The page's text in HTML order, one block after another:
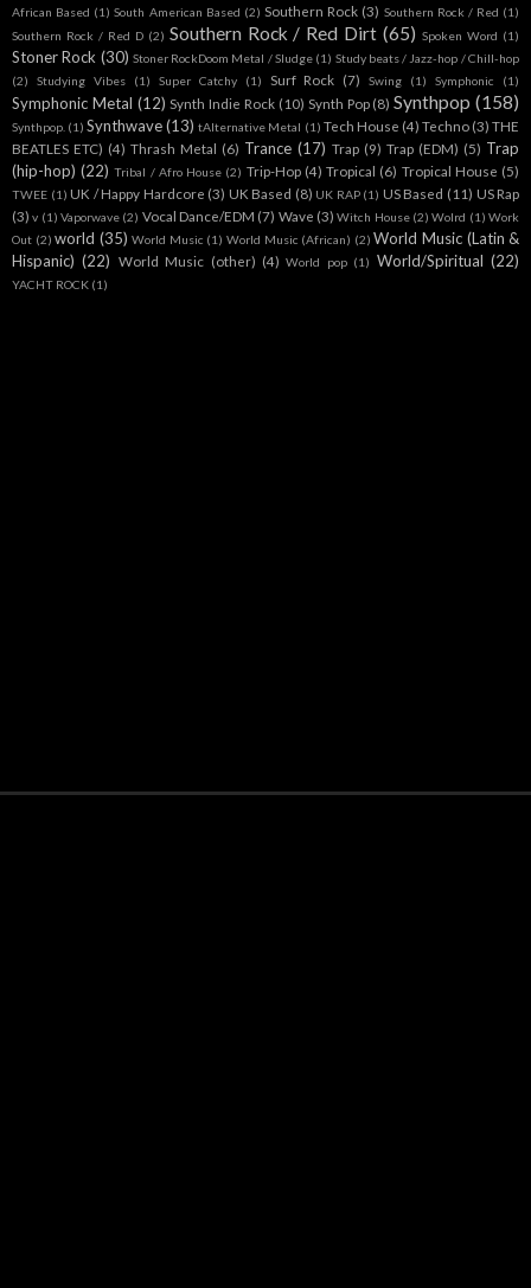
African Based (1) South American Based (2) Southern Rock (3) Southern Rock / Red (1)
Southern Rock / Red D (2) Southern Rock / Red Dirt (65) Spoken Word (1)
Stoner Rock (30) Stoner RockDoom Metal / Sludge (1) Study beats / Jazz-hop / Chill-hop
(2)
Studying Vibes (1) Super Catchy (1) Surf Rock (7) Swing (1) Symphonic (1)
Symphonic Metal (12) Synth Indie Rock (10) Synth Pop (8) Synthpop (158)
Synthpop. (1) Synthwave (13) tAlternative Metal (1) Tech House (4) Techno (3) THE
BEATLES ETC) (4) Thrash Metal (6) Trance (17) Trap (9) Trap (EDM) (5) Trap
(hip-hop) (22) Tribal / Afro House (2) Trip-Hop (4) Tropical (6) Tropical House (5)
TWEE (1) UK / Happy Hardcore (3) UK Based (8) UK RAP (1) US Based (11) US Rap
(3) v (1) Vaporwave (2) Vocal Dance/EDM (7) Wave (3) Witch House (2) Wolrd (1) Work
Out (2) world (35) World Music (1) World Music (African) (2) World Music (Latin &
Hispanic) (22) World Music (other) (4) World pop (1) World/Spiritual (22)
YACHT ROCK (1)